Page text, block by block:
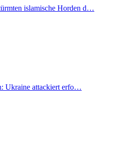
islamische Horden d…
Ukraine attackiert erfo…